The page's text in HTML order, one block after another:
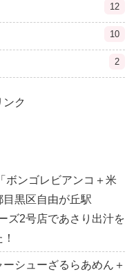
12
10
2
ンク
ボンゴレビアンコ＋米
目黒区自由が丘駅
ズ2号店であさり出汁を
シューざるらあめん＋